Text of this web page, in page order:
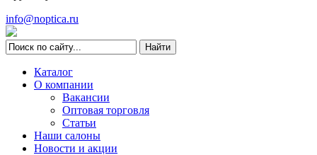
info@noptica.ru
Каталог
О компании
Вакансии
Оптовая торговля
Статьи
Наши салоны
Новости и акции